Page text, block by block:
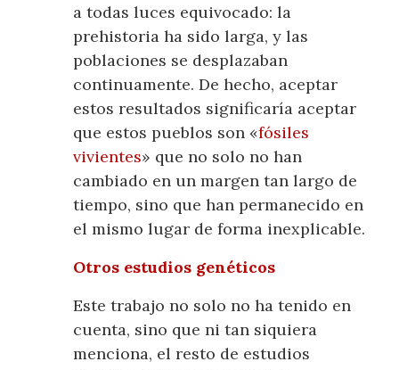
a todas luces equivocado: la
prehistoria ha sido larga, y las
poblaciones se desplazaban
continuamente. De hecho, aceptar
estos resultados significaría aceptar
que estos pueblos son «fósiles
vivientes» que no solo no han
cambiado en un margen tan largo de
tiempo, sino que han permanecido en
el mismo lugar de forma inexplicable.
Otros estudios genéticos
Este trabajo no solo no ha tenido en
cuenta, sino que ni tan siquiera
menciona, el resto de estudios